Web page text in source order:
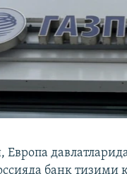
Европа
банк